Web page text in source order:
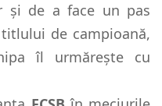
și de a face un pas
de campioană,
îl urmărește cu